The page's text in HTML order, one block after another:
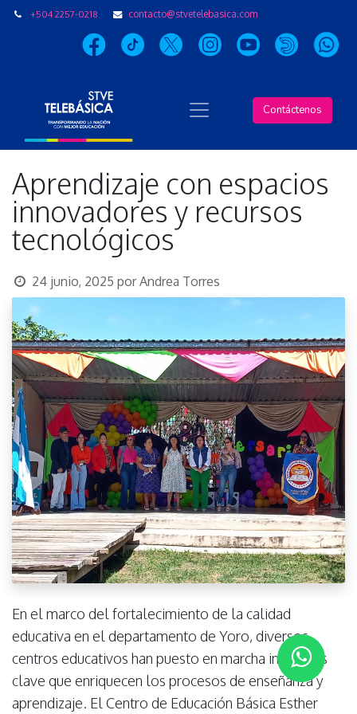
+504 2257-0218 contacto@stvetelebasica.com
Contáctenos
Aprendizaje con espacios
innovadores y recursos
tecnológicos
24 junio, 2025 porAndrea Torres
En el marco del fortalecimiento de la calidad
educativa en el departamento de Yoro, diversos
centros educativos han puesto en marcha iniciativas
clave que enriquecen los procesos de enseñanza y
aprendizaje. El Centro de Educación Básica Esther